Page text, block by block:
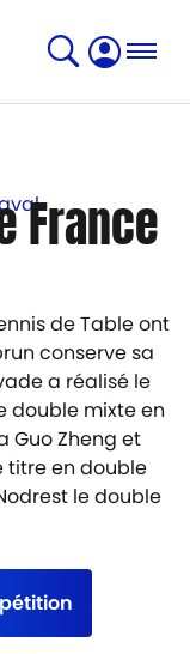
France
de Table ont
conserve sa
a réalisé le
double mixte en
Guo Zheng et
titre en double
le double